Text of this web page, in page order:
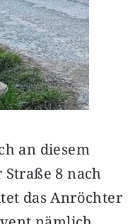
an diesem
8 nach
das Anröchter